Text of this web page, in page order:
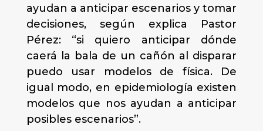
ayudan a anticipar escenarios y tomar
decisiones, según explica Pastor
Pérez: “si quiero anticipar dónde
caerá la bala de un cañón al disparar
puedo usar modelos de física. De
igual modo, en epidemiología existen
modelos que nos ayudan a anticipar
posibles escenarios”.